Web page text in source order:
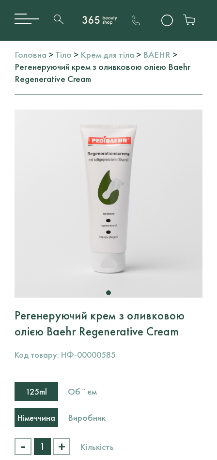
Головна > Тіло > Крем для тіла > BAEHR >
Регенеруючий крем з оливковою олією Baehr
Regenerative Cream
Регенеруючий крем з оливковою
олією Baehr Regenerative Cream
Код товару: НФ-00000585
125ml Об `єм
Німеччина Виробник
-
Регенеруючий
крем
+ Кількість